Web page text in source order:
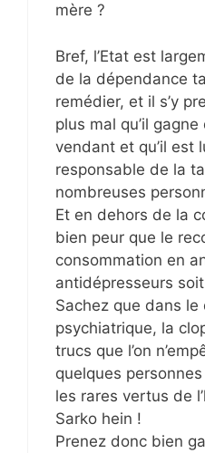
mère ?
Bref, l’Etat est
de la dépendance
remédier, et il s’y
plus mal qu’il
vendant et qu’il est
responsable de la
nombreuses
Et en dehors de la
bien peur que le
consommation en
antidépresseurs
Sachez que dans le
psychiatrique, la
trucs que l’on
quelques
les rares vertus de
Sarko hein !
Prenez donc bien